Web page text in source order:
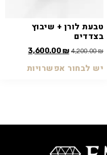
טבעת לורן + שיבוץ
בצדדים
4,200.00₪
3,600.00₪
יש לבחור אפשרויות